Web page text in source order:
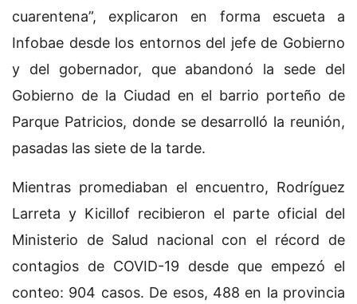
cuarentena”, explicaron en forma escueta a
Infobae desde los entornos del jefe de Gobierno
y del gobernador, que abandonó la sede del
Gobierno de la Ciudad en el barrio porteño de
Parque Patricios, donde se desarrolló la reunión,
pasadas las siete de la tarde.
Mientras promediaban el encuentro, Rodríguez
Larreta y Kicillof recibieron el parte oficial del
Ministerio de Salud nacional con el récord de
contagios de COVID-19 desde que empezó el
conteo: 904 casos. De esos, 488 en la provincia